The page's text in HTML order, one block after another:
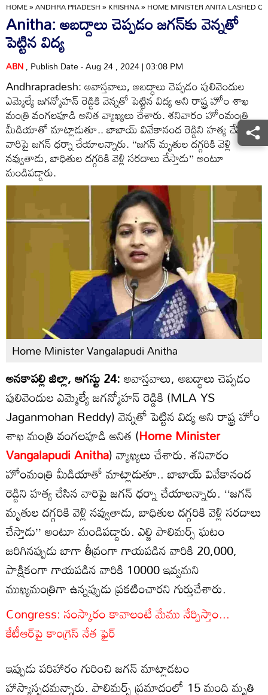
HOME»ANDHRA PRADESH»KRISHNA»HOME MINISTER ANITA LASHED
Anitha: అబద్దాలు చెప్పడం జగన్‌కు వెన్నతో
పెట్టిన విద్య
ABN, Publish Date - Aug 24 , 2024 | 03:08 PM
Andhrapradesh: అవాస్తవాలు, అబద్ధాలు చెప్పడం పులివెందుల
ఎమ్మెల్యే జగన్మోహన్ రెడ్డికి వెన్నతో పెట్టిన విద్య అని రాష్ట్ర హోం శాఖ
మంత్రి వంగలపూడి అనిత వ్యాఖ్యలు చేశారు. శనివారం హోంమంత్రి
మీడియాతో మాట్లాడుతూ.. బాబాయ్ వివేకానంద రెడ్డిని హత్య చేసిన
వారిపై జగన్ ధర్నా చేయాలన్నారు. ‘‘జగన్ మృతుల దగ్గరికి వెళ్లి
నవ్వుతాడు, బాధితుల దగ్గరికి వెళ్లి సరదాలు చేస్తాడు’’ అంటూ
మండిపడ్డారు.
Home Minister Vangalapudi Anitha
అనకాపల్లి జిల్లా, ఆగస్టు 24:అవాస్తవాలు, అబద్ధాలు చెప్పడం
పులివెందుల ఎమ్మెల్యే జగన్మోహన్ రెడ్డికి (MLA YS
Jaganmohan Reddy) వెన్నతో పెట్టిన విద్య అని రాష్ట్ర హోం
శాఖ మంత్రి వంగలపూడి అనిత (Home Minister
Vangalapudi Anitha) వ్యాఖ్యలు చేశారు. శనివారం
హోంమంత్రి మీడియాతో మాట్లాడుతూ.. బాబాయ్ వివేకానంద
రెడ్డిని హత్య చేసిన వారిపై జగన్ ధర్నా చేయాలన్నారు. ‘‘జగన్
మృతుల దగ్గరికి వెళ్లి నవ్వుతాడు, బాధితుల దగ్గరికి వెళ్లి సరదాలు
చేస్తాడు’’ అంటూ మండిపడ్డారు. ఎల్జి పాలిమర్స్ ఘటం
జరిగినప్పుడు బాగా తీవ్రంగా గాయపడిన వారికి 20,000,
పాక్షికంగా గాయపడిన వారికి 10000 ఇవ్వమని
ముఖ్యమంత్రిగా ఉన్నప్పుడు ప్రకటించారని గుర్తుచేశారు.
Congress: సంస్కారం కావాలంటే మేము నేర్పిస్తాం...
కేటీఆర్‌పై కాంగ్రెస్ నేత ఫైర్
ఇప్పుడు పరిహారం గురించి జగన్ మాట్లాడటం
హాస్యాస్పదమన్నారు. పాలిమర్స్ ప్రమాదంలో 15 మంది మృతి